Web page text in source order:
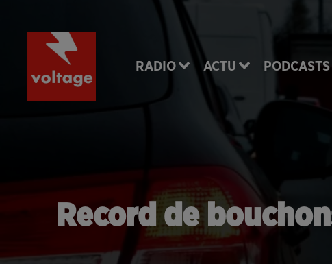
RADIO ACTU PODCASTS
Record de